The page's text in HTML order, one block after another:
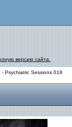
версию сайта.
Psychiatric Sessions 018